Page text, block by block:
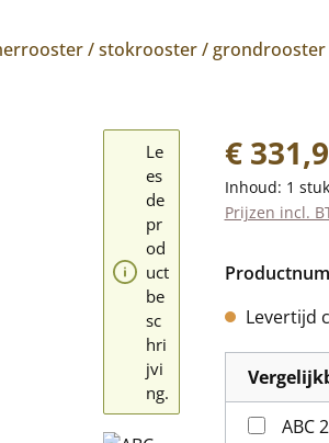
/ stokrooster /
Le
es
de
pr
od
uct
be
sc
hri
jvi
ng.
Normale
€
Inhoud: 1
Prijzen incl.
Levertijd
ABC